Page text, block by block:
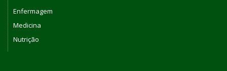
Enfermagem
Medicina
Nutrição